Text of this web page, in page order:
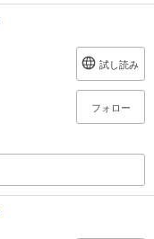
試し読み
フォロー